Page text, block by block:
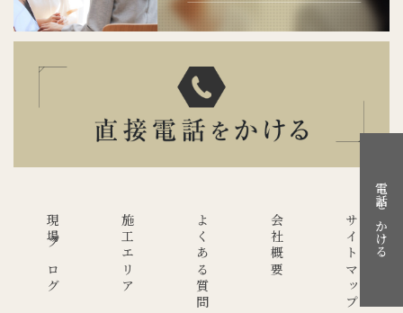
現場ブログ 施工エリア よくある質問 会社概要 サイトマップ 電話をかける